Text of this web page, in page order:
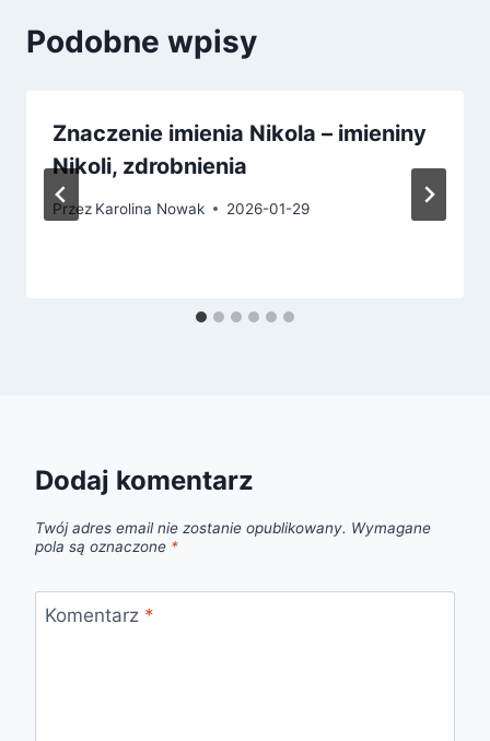
Podobne wpisy
Znaczenie imienia Nikola – imieniny
Nikoli, zdrobnienia
Przez Karolina Nowak 2026-01-29
Dodaj komentarz
Twój adres email nie zostanie opublikowany. Wymagane
pola są oznaczone *
Komentarz *